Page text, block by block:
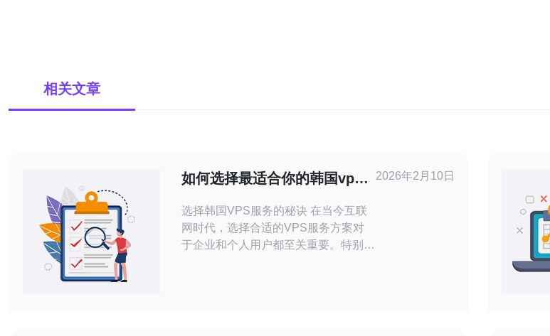
相关文章
如何选择最适合你的韩国vps
选择韩国VPS服务的秘诀 在当今互联
网时代，选择合适的VPS服务方案对
于企业和个人用户都至关重要。特别是
2026年2月10日